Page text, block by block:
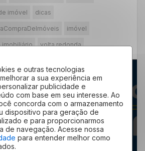
e outras tecnologias
a sua experiência em
publicidade e
com base em seu interesse. Ao
concorda com o armazenamento
dispositivo para geração de
e para proporcionarmos
de navegação. Acesse nossa
para entender melhor como
imóvel dicas
imóvel
imobiliário volta redonda
PRÓXIMO ARTIGO
Casa na planta em
Barra Mansa: